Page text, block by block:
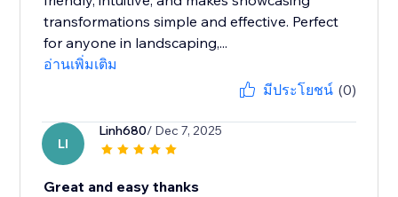
transformations simple and effective. Perfect
for anyone in landscaping,...
อ่านเพิ่มเติม
มีประโยชน์ (0)
LI
Linh680/ Dec 7, 2025
Great and easy thanks